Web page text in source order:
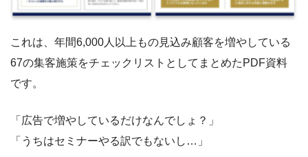
これは、年間6,000人以上もの見込み顧客を増やしている
67の集客施策をチェックリストとしてまとめたPDF資料
です。
「広告で増やしているだけなんでしょ？」
「うちはセミナーやる訳でもないし…」